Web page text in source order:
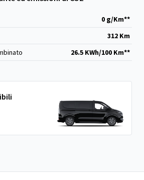
0 g/Km**
312 Km
26.5 KWh/100 Km**